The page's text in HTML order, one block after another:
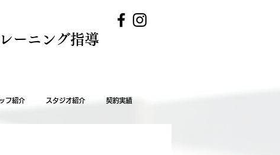
ーニング指導
フ紹介 スタジオ紹介 契約実績